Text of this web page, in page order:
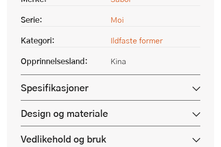
Serie:
Moi
Kategori:
Ildfaste former
Opprinnelsesland:
Kina
Spesifikasjoner
Design og materiale
Vedlikehold og bruk